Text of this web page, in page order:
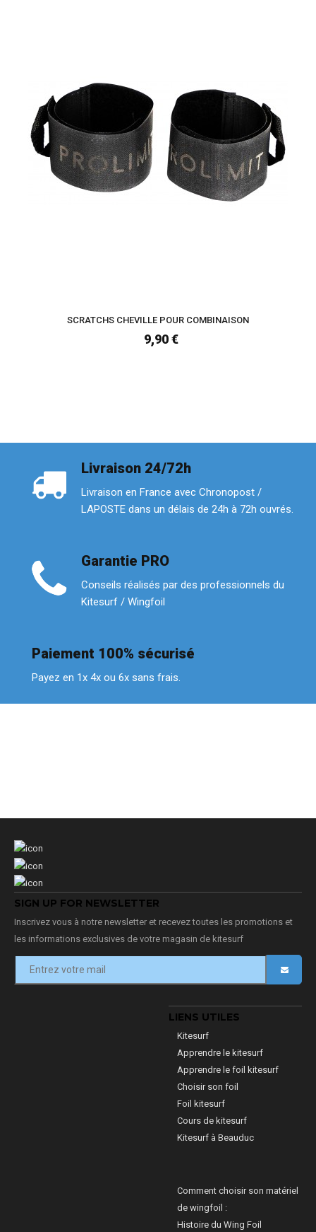
SCRATCHS CHEVILLE POUR COMBINAISON
9,90 €
Livraison 24/72h
Livraison en France avec Chronopost /
LAPOSTE dans un délais de 24h à 72h ouvrés.
Garantie PRO
Conseils réalisés par des professionnels du
Kitesurf / Wingfoil
Paiement 100% sécurisé
Payez en 1x 4x ou 6x sans frais.
SIGN UP FOR NEWSLETTER
Inscrivez vous à notre newsletter et recevez toutes les promotions et
les informations exclusives de votre magasin de kitesurf
LIENS UTILES
Kitesurf
Apprendre le kitesurf
Apprendre le foil kitesurf
Choisir son foil
Foil kitesurf
Cours de kitesurf
Kitesurf à Beauduc
Comment choisir son matériel
de wingfoil :
Histoire du Wing Foil